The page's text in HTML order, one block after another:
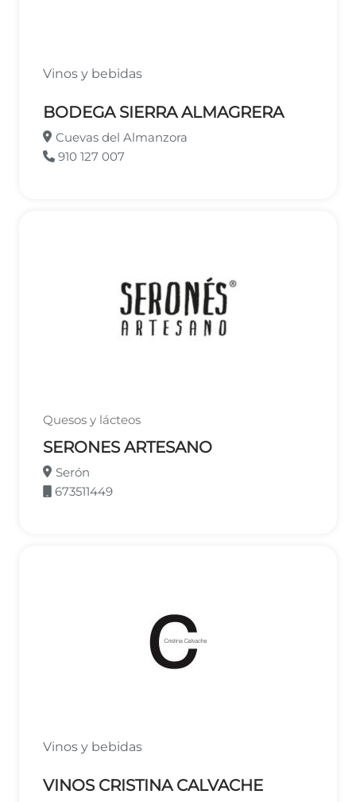
Vinos y bebidas
BODEGA SIERRA ALMAGRERA
Cuevas del Almanzora
910 127 007
Quesos y lácteos
SERONES ARTESANO
Serón
673511449
Vinos y bebidas
VINOS CRISTINA CALVACHE